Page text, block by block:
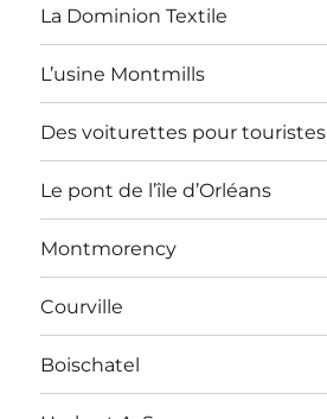
La Dominion Textile
L’usine Montmills
Des voiturettes pour touristes
Le pont de l’île d’Orléans
Montmorency
Courville
Boischatel